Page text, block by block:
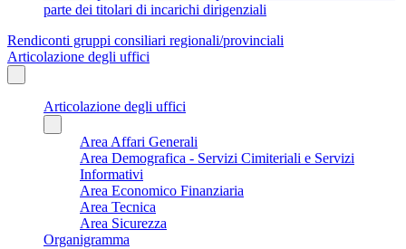
parte dei titolari di incarichi dirigenziali
Rendiconti gruppi consiliari regionali/provinciali
Articolazione degli uffici
Articolazione degli uffici
Area Affari Generali
Area Demografica - Servizi Cimiteriali e Servizi
Informativi
Area Economico Finanziaria
Area Tecnica
Area Sicurezza
Organigramma